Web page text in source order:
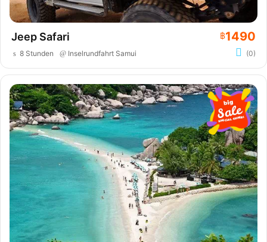
Jeep Safari ฿1490
8 Stunden Inselrundfahrt Samui (0)